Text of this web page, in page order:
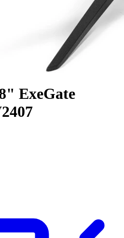
ExeGate